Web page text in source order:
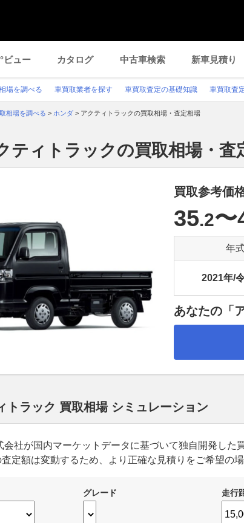
ビュー カタログ 中古車検索 新車見積り
場を調べる 車買取業者を探す 車買取査定の基礎知識 車買取査
相場を調べる > ホンダ > アクティトラックの買取相場・査定相場
ティトラックの買取相場・査
買取参考価
35.2〜
年
2021年/
あなたの「
トラック 買取相場 シミュレーション
会社が国内マーケットデータに基づいて独自開発し
定額は変動するため、より正確な見積りをご希望の
グレード 走行